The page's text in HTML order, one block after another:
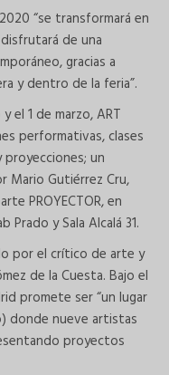
“se transformará en
de una
gracias a
y dentro de la feria”.
el 1 de marzo, ART
performativas, clases
un
Mario Gutiérrez Cru,
PROYECTOR, en
y Sala Alcalá 31.
por el crítico de arte y
de la Cuesta. Bajo el
promete ser “un lugar
donde nueve artistas
proyectos